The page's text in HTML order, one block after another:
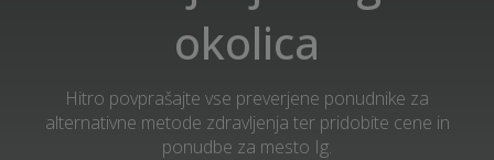
okolica
Hitro povprašajte vse preverjene ponudnike za
alternativne metode zdravljenja ter pridobite cene in
ponudbe za mesto Ig.